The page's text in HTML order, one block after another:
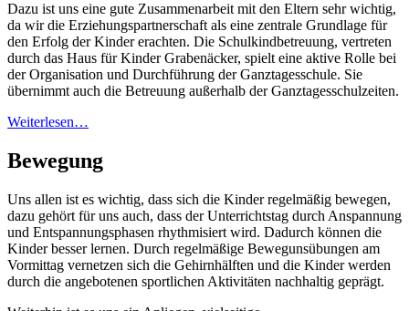
Dazu ist uns eine gute Zusammenarbeit mit den Eltern sehr wichtig,
da wir die Erziehungspartnerschaft als eine zentrale Grundlage für
den Erfolg der Kinder erachten. Die Schulkindbetreuung, vertreten
durch das Haus für Kinder Grabenäcker, spielt eine aktive Rolle bei
der Organisation und Durchführung der Ganztagesschule. Sie
übernimmt auch die Betreuung außerhalb der Ganztagesschulzeiten.
Weiterlesen…
Bewegung
Uns allen ist es wichtig, dass sich die Kinder regelmäßig bewegen,
dazu gehört für uns auch, dass der Unterrichtstag durch Anspannung
und Entspannungsphasen rhythmisiert wird. Dadurch können die
Kinder besser lernen. Durch regelmäßige Bewegunsübungen am
Vormittag vernetzen sich die Gehirnhälften und die Kinder werden
durch die angebotenen sportlichen Aktivitäten nachhaltig geprägt.